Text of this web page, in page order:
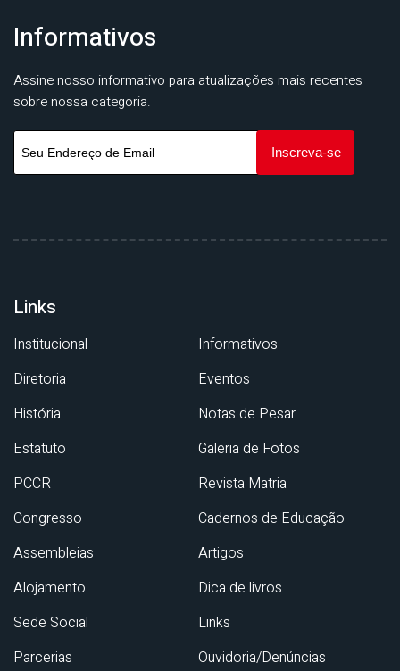
Informativos
Assine nosso informativo para atualizações mais recentes
sobre nossa categoria.
Links
Institucional
Diretoria
História
Estatuto
PCCR
Congresso
Assembleias
Alojamento
Sede Social
Parcerias
Informativos
Eventos
Notas de Pesar
Galeria de Fotos
Revista Matria
Cadernos de Educação
Artigos
Dica de livros
Links
Ouvidoria/Denúncias